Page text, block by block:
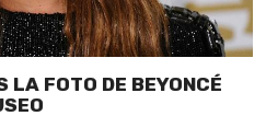
LA FOTO DE BEYONCÉ